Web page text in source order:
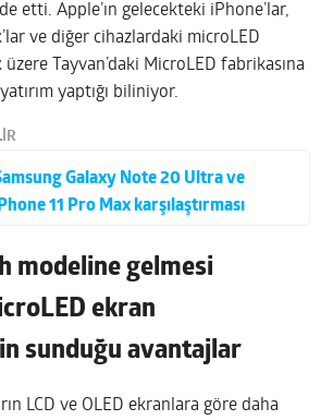
etti. Apple’ın gelecekteki iPhone’lar,
ve diğer cihazlardaki microLED
Tayvan’daki MicroLED fabrikasına
yaptığı biliniyor.
Galaxy Note 20 Ultra ve
11 Pro Max karşılaştırması
modeline gelmesi
ekran
sunduğu avantajlar
LCD ve OLED ekranlara göre daha